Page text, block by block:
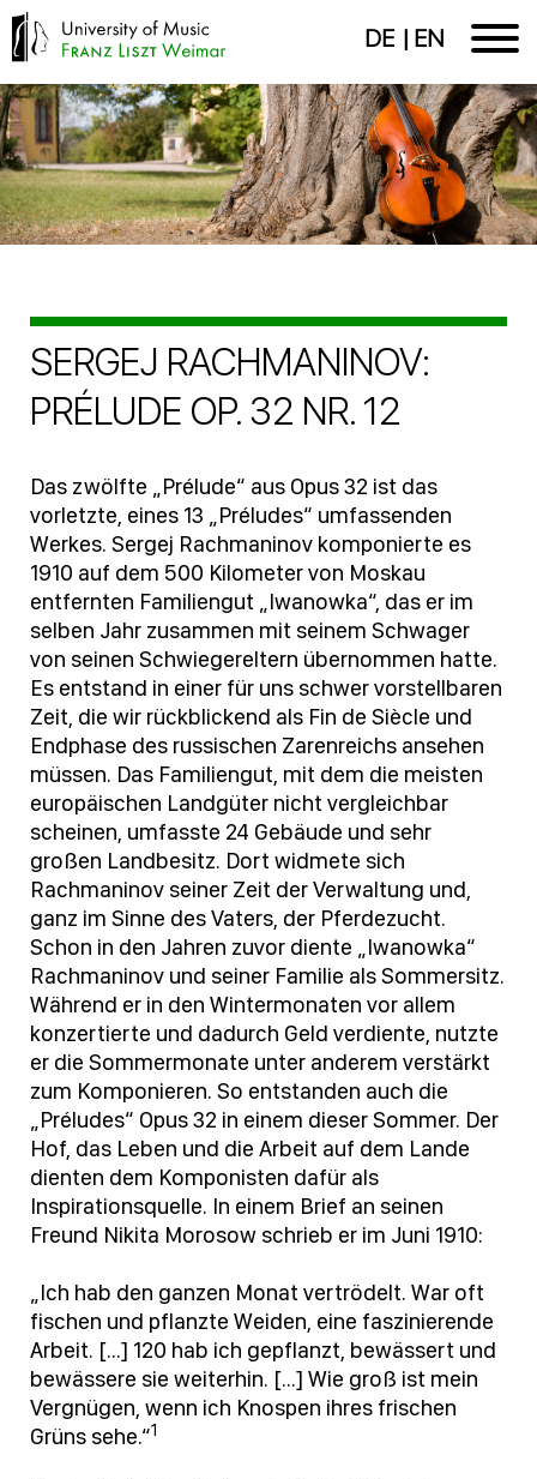
DE EN
SERGEJ RACHMANINOV:
PRÉLUDE OP. 32 NR. 12
Das zwölfte „Prélude“ aus Opus 32 ist das
vorletzte, eines 13 „Préludes“ umfassenden
Werkes. Sergej Rachmaninov komponierte es
1910 auf dem 500 Kilometer von Moskau
entfernten Familiengut „Iwanowka“, das er im
selben Jahr zusammen mit seinem Schwager
von seinen Schwiegereltern übernommen hatte.
Es entstand in einer für uns schwer vorstellbaren
Zeit, die wir rückblickend als Fin de Siècle und
Endphase des russischen Zarenreichs ansehen
müssen. Das Familiengut, mit dem die meisten
europäischen Landgüter nicht vergleichbar
scheinen, umfasste 24 Gebäude und sehr
großen Landbesitz. Dort widmete sich
Rachmaninov seiner Zeit der Verwaltung und,
ganz im Sinne des Vaters, der Pferdezucht.
Schon in den Jahren zuvor diente „Iwanowka“
Rachmaninov und seiner Familie als Sommersitz.
Während er in den Wintermonaten vor allem
konzertierte und dadurch Geld verdiente, nutzte
er die Sommermonate unter anderem verstärkt
zum Komponieren. So entstanden auch die
„Préludes“ Opus 32 in einem dieser Sommer. Der
Hof, das Leben und die Arbeit auf dem Lande
dienten dem Komponisten dafür als
Inspirationsquelle. In einem Brief an seinen
Freund Nikita Morosow schrieb er im Juni 1910:
„Ich hab den ganzen Monat vertrödelt. War oft
fischen und pflanzte Weiden, eine faszinierende
Arbeit. […] 120 hab ich gepflanzt, bewässert und
bewässere sie weiterhin. […] Wie groß ist mein
Vergnügen, wenn ich Knospen ihres frischen
Grüns sehe.“1